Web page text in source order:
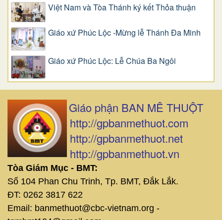
Việt Nam và Tòa Thánh ký kết Thỏa thuận
Giáo xứ Phúc Lộc -Mừng lễ Thánh Đa Minh
Giáo xứ Phúc Lộc: Lễ Chúa Ba Ngôi
Giáo phận BAN MÊ THUỘT
http://gpbanmethuot.com
http://gpbanmethuot.net
http://gpbanmethuot.vn
Tòa Giám Mục - BMT:
Số 104 Phan Chu Trinh, Tp. BMT, Đắk Lắk.
ĐT: 0262 3817 622
Email: banmethuot@cbc-vietnam.org -